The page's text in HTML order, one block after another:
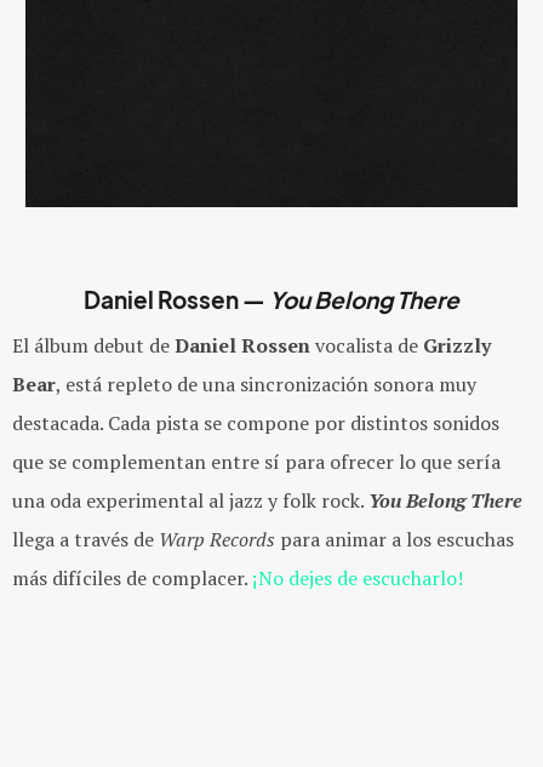
Daniel Rossen— You Belong There
El álbum debut deDaniel Rossenvocalista de Grizzly
Bear, está repleto de una sincronización sonora muy
destacada. Cada pista se compone por distintos sonidos
que se complementan entre sí para ofrecer lo que sería
una oda experimental al jazz y folk rock. You Belong There
llega a través de Warp Records para animar a los escuchas
más difíciles de complacer. ¡No dejes de escucharlo!